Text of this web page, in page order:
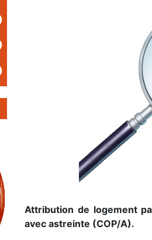
Attribution de logement
avec astreinte (COP/A).